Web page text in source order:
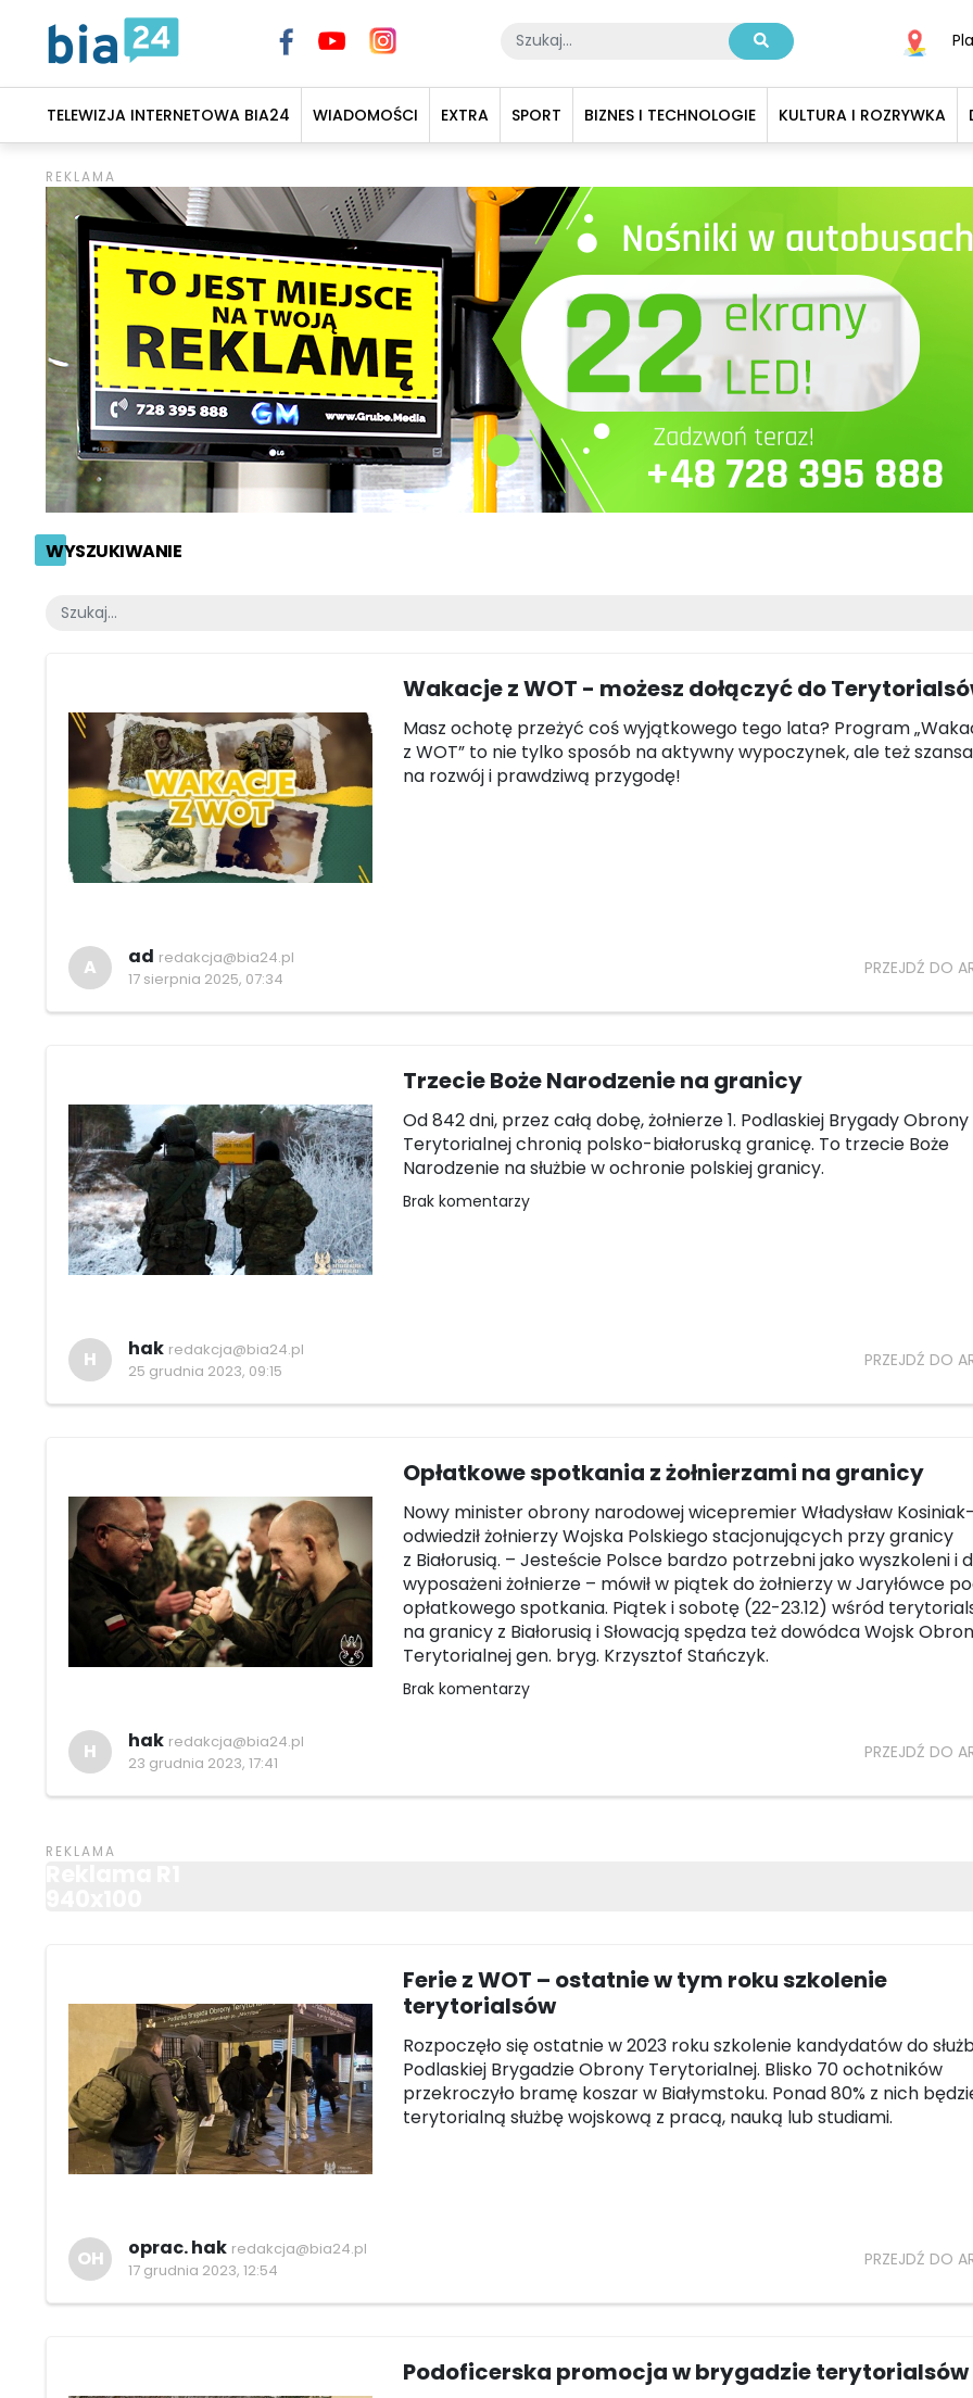
TELEWIZJA INTERNETOWA BIA24 WIADOMOŚCI EXTRA SPORT BIZNES I TECHNOLOGIE KULTURA I ROZRYWKA
WYSZUKIWANIE
Wakacje z WOT - możesz dołączyć do
Masz ochotę przeżyć coś wyjątkowego tego lata? Program
z WOT” to nie tylko sposób na aktywny wypoczynek, ale też szansa
na rozwój i prawdziwą przygodę!
A ad redakcja@bia24.pl
17 sierpnia 2025, 07:34
PRZEJDŹ DO
Trzecie Boże Narodzenie na granicy
Od 842 dni, przez całą dobę, żołnierze 1. Podlaskiej Brygady Obrony
Terytorialnej chronią polsko-białoruską granicę. To trzecie Boże
Narodzenie na służbie w ochronie polskiej granicy.
Brak komentarzy
H hak redakcja@bia24.pl
25 grudnia 2023, 09:15
PRZEJDŹ DO
Opłatkowe spotkania z żołnierzami na granicy
Nowy minister obrony narodowej wicepremier Władysław
odwiedził żołnierzy Wojska Polskiego stacjonujących przy granicy
z Białorusią. – Jesteście Polsce bardzo potrzebni jako wyszkoleni i
wyposażeni żołnierze – mówił w piątek do żołnierzy w Jaryłówce
opłatkowego spotkania. Piątek i sobotę (22-23.12) wśród
na granicy z Białorusią i Słowacją spędza też dowódca Wojsk
Terytorialnej gen. bryg. Krzysztof Stańczyk.
Brak komentarzy
H hak redakcja@bia24.pl
23 grudnia 2023, 17:41
PRZEJDŹ DO
Ferie z WOT – ostatnie w tym roku szkolenie
terytorialsów
Rozpoczęło się ostatnie w 2023 roku szkolenie kandydatów do
Podlaskiej Brygadzie Obrony Terytorialnej. Blisko 70 ochotników
przekroczyło bramę koszar w Białymstoku. Ponad 80% z nich
terytorialną służbę wojskową z pracą, nauką lub studiami.
OH oprac. hak redakcja@bia24.pl
17 grudnia 2023, 12:54
PRZEJDŹ DO
Podoficerska promocja w brygadzie terytorialsów